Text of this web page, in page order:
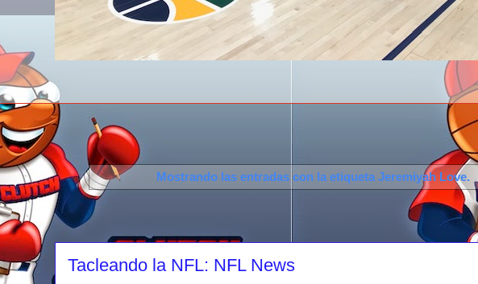
Mostrando las entradas con la etiqueta Jeremiyah Love.
Tacleando la NFL: NFL News